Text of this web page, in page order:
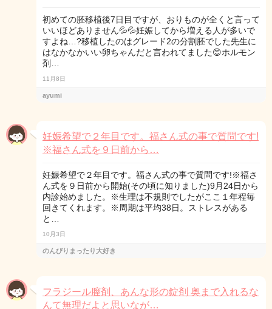
初めての胚移植後7日目ですが、おりものが全くと言って
いいほどありません💦💦妊娠してから増える人が多いで
すよね…?移植したのはグレード2の分割胚でした先生に
はなかなかいい卵ちゃんだと言われてました😊ホルモン
剤…
11月8日
ayumi
妊娠希望で２年目です。福さん式の事で質問です!
※福さん式を９日前から…
妊娠希望で２年目です。福さん式の事で質問です!※福さ
ん式を９日前から開始(その頃に知りました)9月24日から
内診始めました。※生理は不規則でしたがここ１年程毎
回きてくれます。※周期は平均38日。ストレスがある
と…
10月3日
のんびりまったり大好き
フラジール膣剤、あんな形の錠剤 奥まで入れるな
んて無理だよと思いなが…